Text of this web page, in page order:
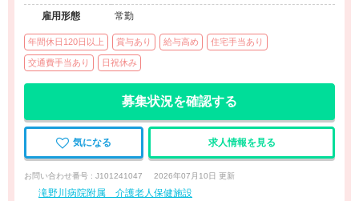
雇用形態
常勤
年間休日120日以上 賞与あり 給与高め 住宅手当あり
交通費手当あり 日祝休み
募集状況を確認する
気になる 求人情報を見る
お問い合わせ番号 : J101241047 2026年07月10日 更新
滝野川病院附属 介護老人保健施設